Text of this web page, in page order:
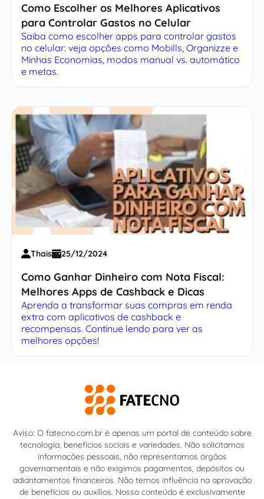
Como Escolher os Melhores Aplicativos
para Controlar Gastos no Celular
Saiba como escolher apps para controlar gastos
no celular: veja opções como Mobills, Organizze e
Minhas Economias, modos manual vs. automático
e metas.
Thais 25/12/2024
Como Ganhar Dinheiro com Nota Fiscal:
Melhores Apps de Cashback e Dicas
Aprenda a transformar suas compras em renda
extra com aplicativos de cashback e
recompensas. Continue lendo para ver as
melhores opções!
Aviso: O fatecno.com.br é apenas um portal de conteúdo sobre
tecnologia, benefícios sociais e variedades. Não solicitamos
informações pessoais, não representamos órgãos
governamentais e não exigimos pagamentos, depósitos ou
adiantamentos financeiros. Não temos influência na aprovação
de benefícios ou auxílios. Nosso conteúdo é exclusivamente